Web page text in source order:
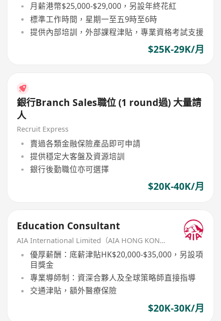
月薪港幣$25,000-$29,000，另設年終花紅
標準工作時間，星期一至五9時至6時
提供內部培訓，外部課程津貼，專業資格考試支援
$25K-29K/月
銀行Branch Sales職位 (1 round過) 大量請
人
Recruit Express
賣過各類金融保險產品即可申請
提供穩定大客盤及資源培訓
銀行後勤職位亦可選擇
$20K-40K/月
Education Consultant
AIA International Limited（AIA HONG KONG）
優厚薪酬：底薪津貼HK$20,000-$35,000，另設項
目獎金
專業導師制：資深合夥人及全球策略師直接指導
交通津貼，額外醫療保險
$20K-30K/月